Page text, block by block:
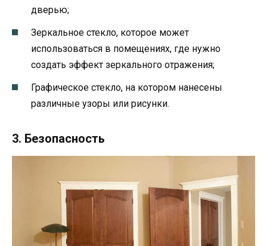
дверью;
Зеркальное стекло, которое может
использоваться в помещениях, где нужно
создать эффект зеркального отражения;
Графическое стекло, на котором нанесены
различные узоры или рисунки.
3. Безопасность